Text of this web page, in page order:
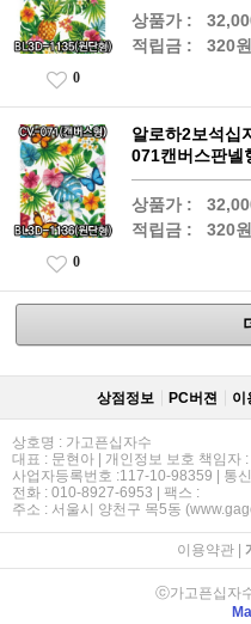
상품가 :
적립금 : 320원
0
알로하2보석십
071캔버스판넬
상품가 :
적립금 : 320원
0
상점정보 PC버젼 이
상호명 : 가고픈십자수
대표 : 문현아 | 개인정보 보호 책임자
사업자등록번호 :117-10-98359 | 통
전화 : 010-8927-6953 | 팩스 :
주소 : 서울시 양천구 목5동
이용약관|
ⓒ가고픈십자